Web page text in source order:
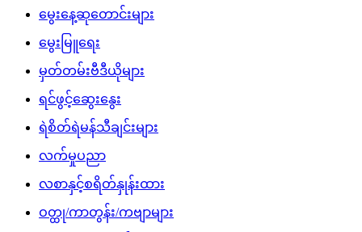
မွေးနေ့ဆုတောင်းများ
မွေးမြူရေး
မှတ်တမ်းဗီဒီယိုများ
ရင်ဖွင့်ဆွေးနွေး
ရဲစိတ်ရဲမန်သီချင်းများ
လက်မှုပညာ
လစာနှင့်စရိတ်နှုန်းထား
ဝတ္ထု/ကာတွန်း/ကဗျာများ